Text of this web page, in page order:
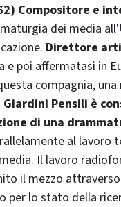
Compositore e
dei media
Direttore
e poi affermatasi in
compagnia,
Giardini Pensili è
di una
al lavoro
Il lavoro
il mezzo
lo stato della